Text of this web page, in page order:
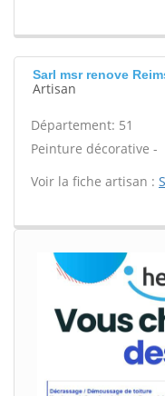
Sarl msr renove
Artisan
Département: 51
Peinture décorative -
Voir la fiche artisan :